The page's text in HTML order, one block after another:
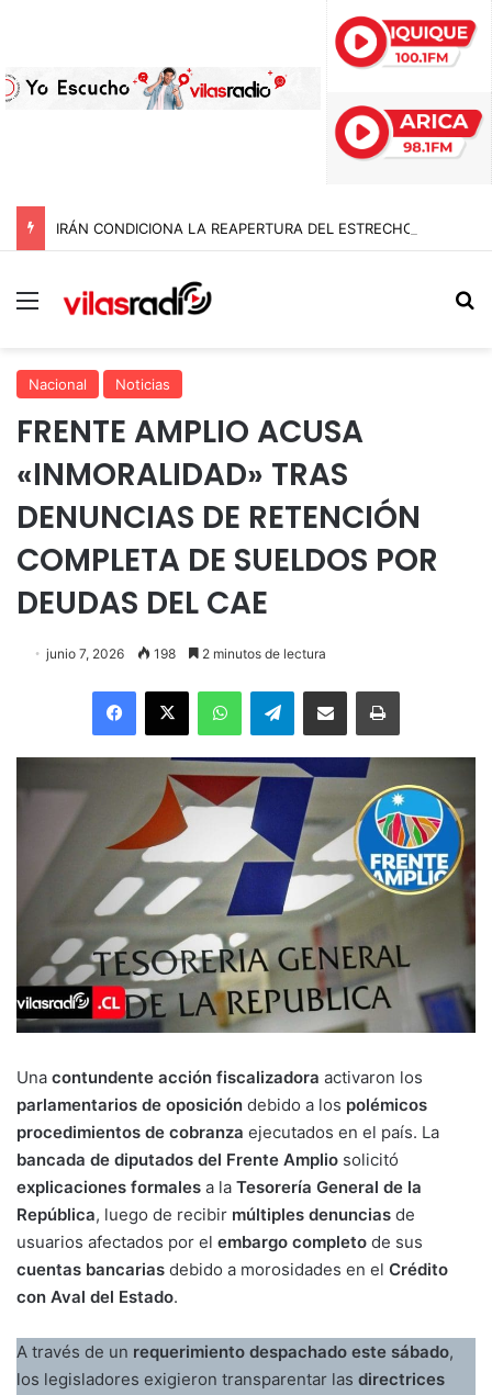
Menú
Nacional Noticias
FRENTE AMPLIO ACUSA
«INMORALIDAD» TRAS
DENUNCIAS DE RETENCIÓN
COMPLETA DE SUELDOS POR
DEUDAS DEL CAE
junio 7, 2026 198 2 minutos de lectura
Facebook
X WhatsAppTelegramEnviar vía email Imprimir
Una contundente acción fiscalizadora activaron los
parlamentarios de oposición debido a los polémicos
procedimientos de cobranza ejecutados en el país. La
bancada de diputados del Frente Amplio solicitó
explicaciones formales a la Tesorería General de la
República, luego de recibir múltiples denuncias de
usuarios afectados por el embargo completo de sus
cuentas bancarias debido a morosidades en el Crédito
con Aval del Estado.
A través de un requerimiento despachado este sábado,
los legisladores exigieron transparentar las directrices